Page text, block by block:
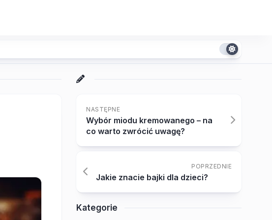
NASTĘPNE
Wybór miodu kremowanego – na
co warto zwrócić uwagę?
POPRZEDNIE
Jakie znacie bajki dla dzieci?
Kategorie